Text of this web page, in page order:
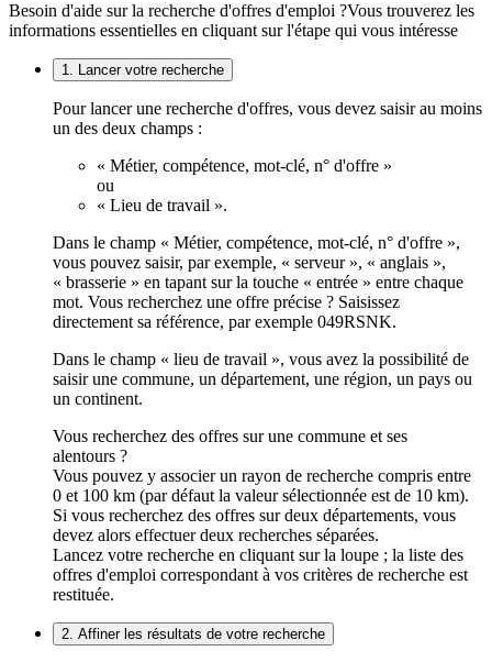
Besoin d'aide sur la recherche d'offres d'emploi ?Vous trouverez les
informations essentielles en cliquant sur l'étape qui vous intéresse
1. Lancer votre recherche
Pour lancer une recherche d'offres, vous devez saisir au moins
un des deux champs :
« Métier, compétence, mot-clé, n° d'offre »
ou
« Lieu de travail ».
Dans le champ « Métier, compétence, mot-clé, n° d'offre »,
vous pouvez saisir, par exemple, « serveur », « anglais »,
« brasserie » en tapant sur la touche « entrée » entre chaque
mot. Vous recherchez une offre précise ? Saisissez
directement sa référence, par exemple 049RSNK.
Dans le champ « lieu de travail », vous avez la possibilité de
saisir une commune, un département, une région, un pays ou
un continent.
Vous recherchez des offres sur une commune et ses
alentours ?
Vous pouvez y associer un rayon de recherche compris entre
0 et 100 km (par défaut la valeur sélectionnée est de 10 km).
Si vous recherchez des offres sur deux départements, vous
devez alors effectuer deux recherches séparées.
Lancez votre recherche en cliquant sur la loupe ; la liste des
offres d'emploi correspondant à vos critères de recherche est
restituée.
2. Affiner les résultats de votre recherche